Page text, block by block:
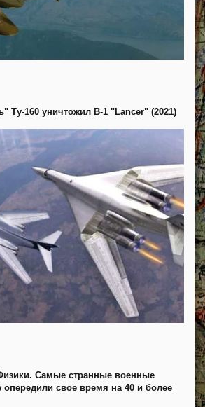
Ту-160 уничтожил B-1 "Lancer" (2021)
Самые странные военные
свое время на 40 и более